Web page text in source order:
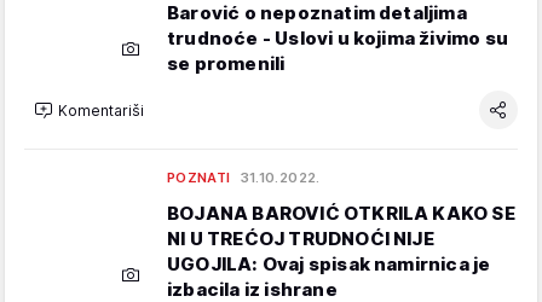
Barović o nepoznatim detaljima
trudnoće - Uslovi u kojima živimo su
se promenili
Komentariši
POZNATI 31.10.2022.
BOJANA BAROVIĆ OTKRILA KAKO SE
NI U TREĆOJ TRUDNOĆI NIJE
UGOJILA: Ovaj spisak namirnica je
izbacila iz ishrane